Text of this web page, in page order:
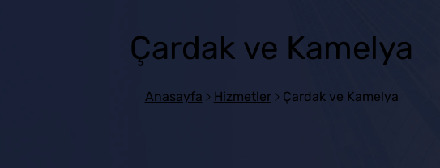
Çardak ve Kamelya
Anasayfa Hizmetler Çardak ve Kamelya